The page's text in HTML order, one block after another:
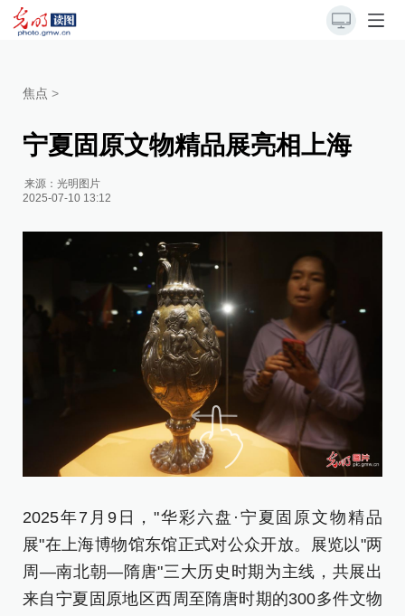
焦点 >
宁夏固原文物精品展亮相上海
来源：光明图片
2025-07-10 13:12
2025年7月9日，"华彩六盘·宁夏固原文物精品
展"在上海博物馆东馆正式对公众开放。展览以"两
周—南北朝—隋唐"三大历史时期为主线，共展出
来自宁夏固原地区西周至隋唐时期的300多件文物